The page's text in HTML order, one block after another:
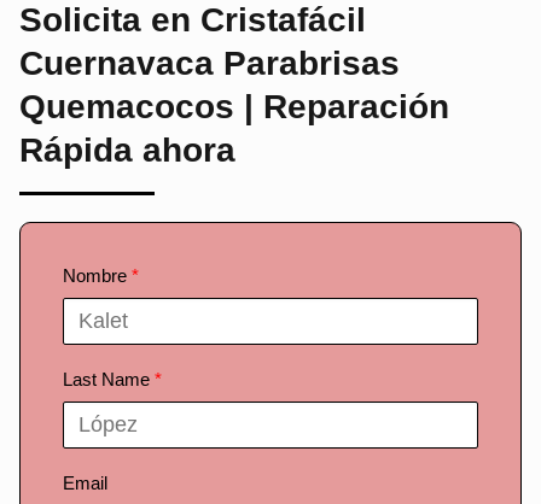
Solicita en Cristafácil
Cuernavaca Parabrisas
Quemacocos | Reparación
Rápida ahora
Nombre
Last Name
Email